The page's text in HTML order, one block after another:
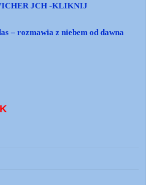
JCH -KLIKNIJ
– rozmawia z niebem od dawna